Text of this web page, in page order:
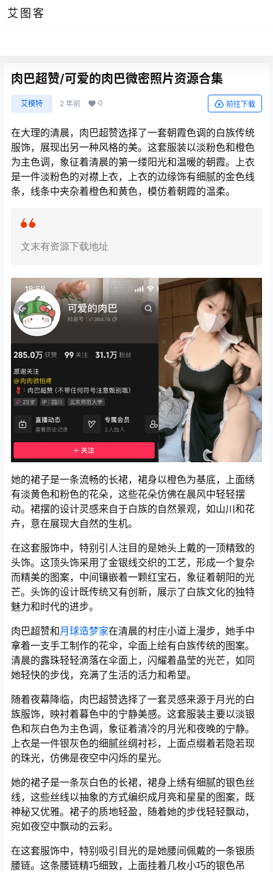
艾图客
肉巴超赞/可爱的肉巴微密照片资源合集
艾模特 2 年前 0 前往下载
在大理的清晨，肉巴超赞选择了一套朝霞色调的白族传统
服饰，展现出另一种风格的美。这套服装以淡粉色和橙色
为主色调，象征着清晨的第一缕阳光和温暖的朝霞。上衣
是一件淡粉色的对襟上衣，上衣的边缘饰有细腻的金色线
条，线条中夹杂着橙色和黄色，模仿着朝霞的温柔。
文末有资源下载地址
她的裙子是一条流畅的长裙，裙身以橙色为基底，上面绣
有淡黄色和粉色的花朵，这些花朵仿佛在晨风中轻轻摆
动。裙摆的设计灵感来自于白族的自然景观，如山川和花
卉，意在展现大自然的生机。
在这套服饰中，特别引人注目的是她头上戴的一顶精致的
头饰。这顶头饰采用了金银线交织的工艺，形成一个复杂
而精美的图案，中间镶嵌着一颗红宝石，象征着朝阳的光
芒。头饰的设计既传统又有创新，展示了白族文化的独特
魅力和时代的进步。
肉巴超赞和月球造梦家在清晨的村庄小道上漫步，她手中
拿着一支手工制作的花伞，伞面上绘有白族传统的图案。
清晨的露珠轻轻滴落在伞面上，闪耀着晶莹的光芒，如同
她轻快的步伐，充满了生活的活力和希望。
随着夜幕降临，肉巴超赞选择了一套灵感来源于月光的白
族服饰，映衬着暮色中的宁静美感。这套服装主要以淡银
色和灰白色为主色调，象征着清冷的月光和夜晚的宁静。
上衣是一件银灰色的细腻丝绸衬衫，上面点缀着若隐若现
的珠光，仿佛是夜空中闪烁的星光。
她的裙子是一条灰白色的长裙，裙身上绣有细腻的银色丝
线，这些丝线以抽象的方式编织成月亮和星星的图案，既
神秘又优雅。裙子的质地轻盈，随着她的步伐轻轻飘动，
宛如夜空中飘动的云彩。
在这套服饰中，特别吸引目光的是她腰间佩戴的一条银质
腰链。这条腰链精巧细致，上面挂着几枚小巧的银色吊